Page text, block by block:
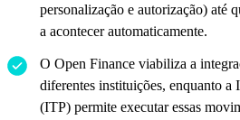
personalização e autorização) até
a acontecer automaticamente.
O Open Finance viabiliza a
diferentes instituições, enquanto a
(ITP) permite executar essas